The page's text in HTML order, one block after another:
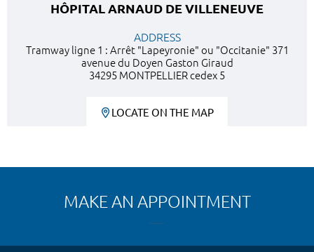
HÔPITAL ARNAUD DE VILLENEUVE
ADDRESS
Tramway ligne 1 : Arrêt "Lapeyronie" ou "Occitanie" 371
avenue du Doyen Gaston Giraud
34295 MONTPELLIER cedex 5
LOCATE ON THE MAP
MAKE AN APPOINTMENT